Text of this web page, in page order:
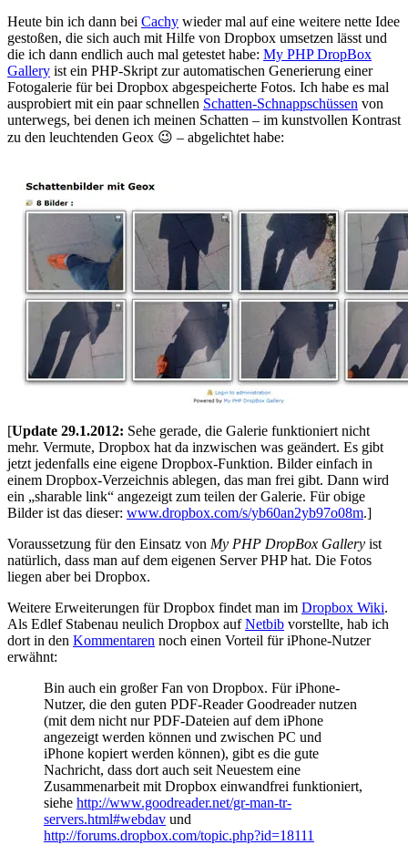
Heute bin ich dann bei Cachy wieder mal auf eine weitere nette Idee
gestoßen, die sich auch mit Hilfe von Dropbox umsetzen lässt und
die ich dann endlich auch mal getestet habe: My PHP DropBox
Gallery ist ein PHP-Skript zur automatischen Generierung einer
Fotogalerie für bei Dropbox abgespeicherte Fotos. Ich habe es mal
ausprobiert mit ein paar schnellen Schatten-Schnappschüssen von
unterwegs, bei denen ich meinen Schatten – im kunstvollen Kontrast
zu den leuchtenden Geox 😉 – abgelichtet habe:
[Update 29.1.2012: Sehe gerade, die Galerie funktioniert nicht
mehr. Vermute, Dropbox hat da inzwischen was geändert. Es gibt
jetzt jedenfalls eine eigene Dropbox-Funktion. Bilder einfach in
einem Dropbox-Verzeichnis ablegen, das man frei gibt. Dann wird
ein „sharable link“ angezeigt zum teilen der Galerie. Für obige
Bilder ist das dieser: www.dropbox.com/s/yb60an2yb97o08m.]
Voraussetzung für den Einsatz von My PHP DropBox Gallery ist
natürlich, dass man auf dem eigenen Server PHP hat. Die Fotos
liegen aber bei Dropbox.
Weitere Erweiterungen für Dropbox findet man im Dropbox Wiki.
Als Edlef Stabenau neulich Dropbox aufNetbib vorstellte, hab ich
dort in den Kommentaren noch einen Vorteil für iPhone-Nutzer
erwähnt:
Bin auch ein großer Fan von Dropbox. Für iPhone-
Nutzer, die den guten PDF-Reader Goodreader nutzen
(mit dem nicht nur PDF-Dateien auf dem iPhone
angezeigt werden können und zwischen PC und
iPhone kopiert werden können), gibt es die gute
Nachricht, dass dort auch seit Neuestem eine
Zusammenarbeit mit Dropbox einwandfrei funktioniert,
siehe http://www.goodreader.net/gr-man-tr-
servers.html#webdav und
http://forums.dropbox.com/topic.php?id=18111